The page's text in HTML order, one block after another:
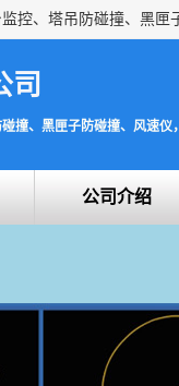
司
撞、黑匣子防碰撞、风速仪
公司介绍